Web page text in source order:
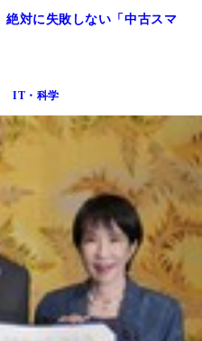
対に失敗しない「中古スマ
IT・科学